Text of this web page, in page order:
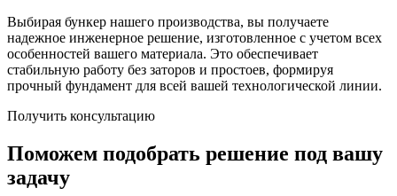
Выбирая бункер нашего производства, вы получаете
надежное инженерное решение, изготовленное с учетом всех
особенностей вашего материала. Это обеспечивает
стабильную работу без заторов и простоев, формируя
прочный фундамент для всей вашей технологической линии.
Получить консультацию
Поможем подобрать решение под вашу
задачу